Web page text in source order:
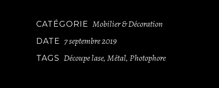
CATÉGORIE Mobilier & Décoration
DATE 7 septembre 2019
TAGS Découpe lase, Métal, Photophore